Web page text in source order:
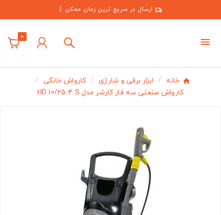
ارسال در سریع ترین زمان ممکن :)
0
خانه ابزار برقی و شارژی
کارواش خانگی
کارواش صنعتی سه فاز کارشر مدل HD 10/25-4 S